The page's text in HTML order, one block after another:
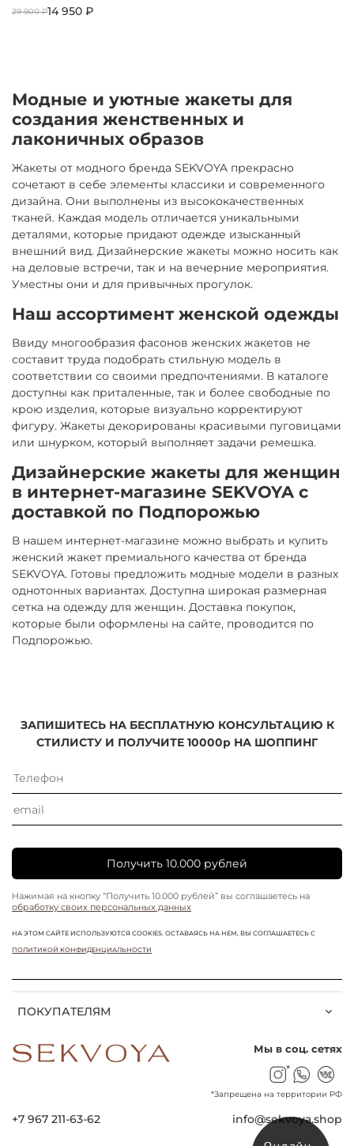
29 900 ₽14 950 ₽
Модные и уютные жакеты для
создания женственных и
лаконичных образов
Жакеты от модного бренда SEKVOYA прекрасно
сочетают в себе элементы классики и современного
дизайна. Они выполнены из высококачественных
тканей. Каждая модель отличается уникальными
деталями, которые придают одежде изысканный
внешний вид. Дизайнерские жакеты можно носить как
на деловые встречи, так и на вечерние мероприятия.
Уместны они и для привычных прогулок.
Наш ассортимент женской одежды
Ввиду многообразия фасонов женских жакетов не
составит труда подобрать стильную модель в
соответствии со своими предпочтениями. В каталоге
доступны как приталенные, так и более свободные по
крою изделия, которые визуально корректируют
фигуру. Жакеты декорированы красивыми пуговицами
или шнурком, который выполняет задачи ремешка.
Дизайнерские жакеты для женщин
в интернет-магазине SEKVOYA с
доставкой по Подпорожью
В нашем интернет-магазине можно выбрать и купить
женский жакет премиального качества от бренда
SEKVOYA. Готовы предложить модные модели в разных
однотонных вариантах. Доступна широкая размерная
сетка на одежду для женщин. Доставка покупок,
которые были оформлены на сайте, проводится по
Подпорожью.
ПОКУПАТЕЛЯМ
ЗАПИШИТЕСЬ НА БЕСПЛАТНУЮ КОНСУЛЬТАЦИЮ К
СТИЛИСТУ И ПОЛУЧИТЕ 10000р НА ШОППИНГ
Получить 10.000 рублей
Нажимая на кнопку “Получить 10.000 рублей” вы соглашаетесь на
обработку своих персональных данных
НА ЭТОМ САЙТЕ ИСПОЛЬЗУЮТСЯ COOKIES. ОСТАВАЯСЬ НА НЕМ, ВЫ СОГЛАШАЕТЕСЬ С
ПОЛИТИКОЙ КОНФИДЕНЦИАЛЬНОСТИ
+7 967 211-63-62 info@sekvoya.shop
Мы в соц. сетях
*
*Запрещена на территории РФ